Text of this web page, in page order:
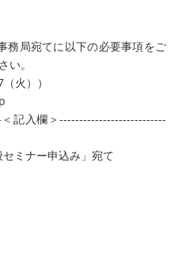
務局宛てに以下の必要事項をご
い。
火））
記入欄＞---------------------------
ミナー申込み」宛て